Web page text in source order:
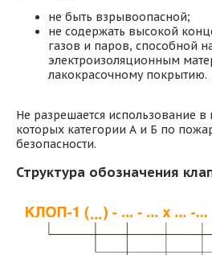
не быть взрывоопасной;
не содержать высокой
газов и паров, способной
электроизоляционным
лакокрасочному покрытию.
Не разрешается использование
которых категории А и Б по
безопасности.
Структура обозначения